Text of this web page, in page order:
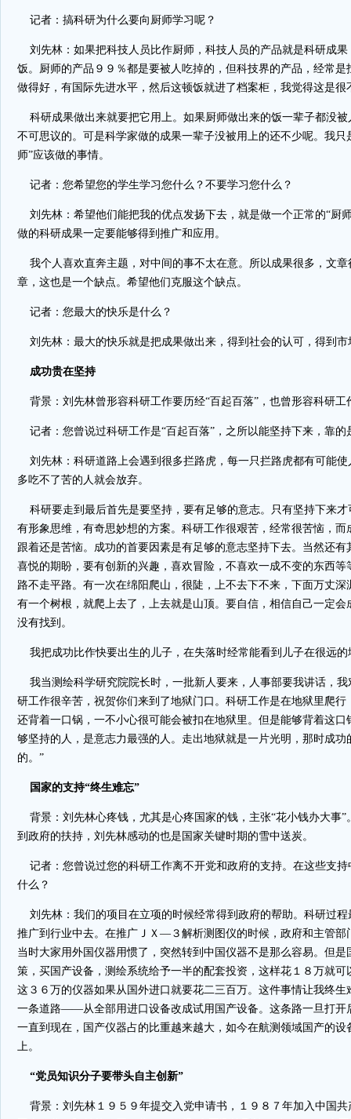
记者：搞科研为什么要向厨师学习呢？
刘先林：如果把科技人员比作厨师，科技人员的产品就是科研成果
饭。厨师的产品９９％都是要被人吃掉的，但科技界的产品，经常是
做得好，有国际先进水平，然后这顿饭就进了档案柜，我觉得这是很
科研成果做出来就要把它用上。如果厨师做出来的饭一辈子都没被
不可思议的。可是科学家做的成果一辈子没被用上的还不少呢。我只
师”应该做的事情。
记者：您希望您的学生学习您什么？不要学习您什么？
刘先林：希望他们能把我的优点发扬下去，就是做一个正常的“厨
做的科研成果一定要能够得到推广和应用。
我个人喜欢直奔主题，对中间的事不太在意。所以成果很多，文章
章，这也是一个缺点。希望他们克服这个缺点。
记者：您最大的快乐是什么？
刘先林：最大的快乐就是把成果做出来，得到社会的认可，得到市
成功贵在坚持
背景：刘先林曾形容科研工作要历经“百起百落”，也曾形容科研工
记者：您曾说过科研工作是“百起百落”，之所以能坚持下来，靠的
刘先林：科研道路上会遇到很多拦路虎，每一只拦路虎都有可能使
多吃不了苦的人就会放弃。
科研要走到最后首先是要坚持，要有足够的意志。只有坚持下来才
有形象思维，有奇思妙想的方案。科研工作很艰苦，经常很苦恼，而
跟着还是苦恼。成功的首要因素是有足够的意志坚持下去。当然还有
喜悦的期盼，要有创新的兴趣，喜欢冒险，不喜欢一成不变的东西等
路不走平路。有一次在绵阳爬山，很陡，上不去下不来，下面万丈深
有一个树根，就爬上去了，上去就是山顶。要自信，相信自己一定会
没有找到。
我把成功比作快要出生的儿子，在失落时经常能看到儿子在很远的
我当测绘科学研究院院长时，一批新人要来，人事部要我讲话，我
研工作很辛苦，祝贺你们来到了地狱门口。科研工作是在地狱里爬行
还背着一口锅，一不小心很可能会被扣在地狱里。但是能够背着这口
够坚持的人，是意志力最强的人。走出地狱就是一片光明，那时成功
的。”
国家的支持“终生难忘”
背景：刘先林心疼钱，尤其是心疼国家的钱，主张“花小钱办大事”
到政府的扶持，刘先林感动的也是国家关键时期的雪中送炭。
记者：您曾说过您的科研工作离不开党和政府的支持。在这些支持
什么？
刘先林：我们的项目在立项的时候经常得到政府的帮助。科研过程
推广到行业中去。在推广ＪＸ—３解析测图仪的时候，政府和主管部
当时大家用外国仪器用惯了，突然转到中国仪器不是那么容易。但是
策，买国产设备，测绘系统给予一半的配套投资，这样花１８万就可
这３６万的仪器如果从国外进口就要花二三百万。这件事情让我终生
一条道路——从全部用进口设备改成试用国产设备。这条路一旦打开
一直到现在，国产仪器占的比重越来越大，如今在航测领域国产的设
上。
“党员知识分子要带头自主创新”
背景：刘先林１９５９年提交入党申请书，１９８７年加入中国共